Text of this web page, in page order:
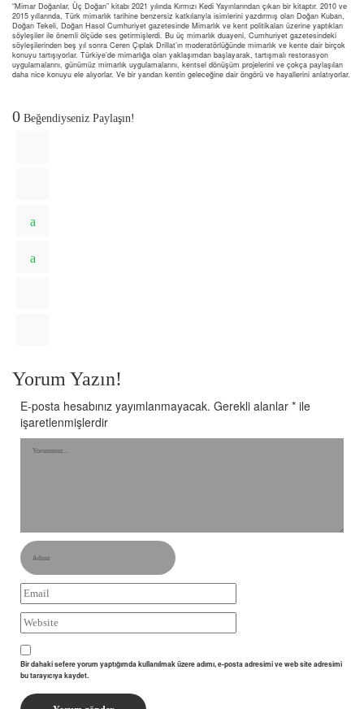
“Mimar Doğanlar, Üç Doğan” kitabı 2021 yılında Kırmızı Kedi Yayınlarından çıkan bir kitaptır. 2010 ve
2015 yıllarında, Türk mimarlık tarihine benzersiz katkılarıyla isimlerini yazdırmış olan Doğan Kuban,
Doğan Tekeli, Doğan Hasol Cumhuriyet gazetesinde Mimarlık ve kent politikaları üzerine yaptıkları
söyleşiler ile önemli ölçüde ses getirmişlerdi. Bu üç mimarlık duayeni, Cumhuriyet gazetesindeki
söyleşilerinden beş yıl sonra Ceren Çıplak Drillat’ın moderatörlüğünde mimarlık ve kente dair birçok
konuyu tartışıyorlar. Türkiye’de mimarlığa olan yaklaşımdan başlayarak, tartışmalı restorasyon
uygulamalarını, günümüz mimarlık uygulamalarını, kentsel dönüşüm projelerini ve çokça paylaşılan
daha nice konuyu ele alıyorlar. Ve bir yandan kentin geleceğine dair öngörü ve hayallerini anlatıyorlar.
0 Beğendiyseniz Paylaşın!
Yorum Yazın!
E-posta hesabınız yayımlanmayacak. Gerekli alanlar * ile
işaretlenmişlerdir
Bir dahaki sefere yorum yaptığımda kullanılmak üzere adımı, e-posta adresimi ve web site adresimi
bu tarayıcıya kaydet.